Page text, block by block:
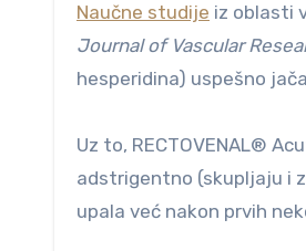
Naučne studije iz oblasti
Journal of Vascular
hesperidina) uspešno
Uz to, RECTOVENAL®
adstrigentno (skupljaju i
upala već nakon prvih